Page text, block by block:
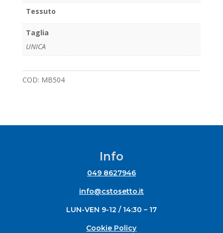
Tessuto
Taglia
UNICA
COD: MB504
Info
049 8627946
info@cstosetto.it
LUN-VEN 9-12 / 14:30 – 17
Cookie Policy